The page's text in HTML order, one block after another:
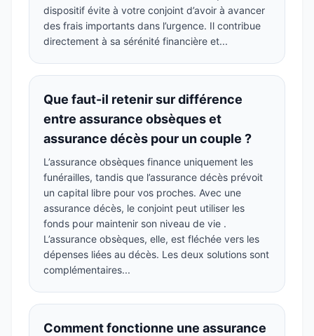
dispositif évite à votre conjoint d’avoir à avancer
des frais importants dans l’urgence. Il contribue
directement à sa sérénité financière et...
Que faut-il retenir sur différence
entre assurance obsèques et
assurance décès pour un couple ?
L’assurance obsèques finance uniquement les
funérailles, tandis que l’assurance décès prévoit
un capital libre pour vos proches. Avec une
assurance décès, le conjoint peut utiliser les
fonds pour maintenir son niveau de vie .
L’assurance obsèques, elle, est fléchée vers les
dépenses liées au décès. Les deux solutions sont
complémentaires...
Comment fonctionne une assurance